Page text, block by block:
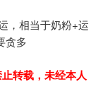
，相当于奶粉+运
贪多
止转载，未经本人